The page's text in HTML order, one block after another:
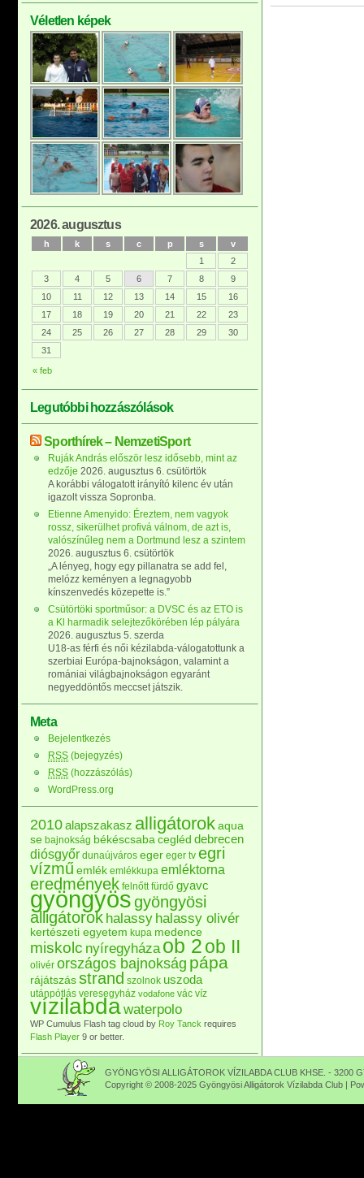
Véletlen képek
2026. augusztus
h k s c p s v
« feb
1
2
3
4 5 6 7 8
9
10
11 12 13 14 15
16
17
18 19 20 21 22
23
24
25 26 27 28 29
30
31
Legutóbbi hozzászólások
Sporthírek – NemzetiSport
Ruják András először lesz idősebb, mint az
edzője 2026. augusztus 6. csütörtök
A korábbi válogatott irányító kilenc év után
igazolt vissza Sopronba.
Etienne Amenyido: Éreztem, nem vagyok
rossz, sikerülhet profivá válnom, de azt is,
valószínűleg nem a Dortmund lesz a szintem
2026. augusztus 6. csütörtök
„A lényeg, hogy egy pillanatra se add fel,
melózz keményen a legnagyobb
kínszenvedés közepette is.”
Csütörtöki sportműsor: a DVSC és az ETO is
a Kl harmadik selejtezőkörében lép pályára
2026. augusztus 5. szerda
U18-as férfi és női kézilabda-válogatottunk a
szerbiai Európa-bajnokságon, valamint a
romániai világbajnokságon egyaránt
negyeddöntős meccset játszik.
Meta
Bejelentkezés
RSS (bejegyzés)
RSS (hozzászólás)
WordPress.org
2010alapszakasz alligátorokaqua
se bajnokság békéscsaba cegléd debrecen
diósgyőr dunaújváros eger eger tv egri
vízműemlék emlékkupa emléktorna
eredmények felnőtt fürdő gyavc
gyöngyösgyöngyösi
alligátorok halassy halassy olivér
kertészeti egyetem kupa medence
miskolc nyíregyháza ob 2ob II
olivér országos bajnokság pápa
rájátszás strand szolnok uszoda
utánpótlás veresegyház vodafone vác víz
vízilabdawaterpolo
WP Cumulus Flash tag cloud by Roy Tanck requires
Flash Player 9 or better.
GYÖNGYÖSI ALLIGÁTOROK VÍZILABDA CLUB KHSE. - 3200
Copyright © 2008-2025 Gyöngyösi Alligátorok Vízilabda Club |